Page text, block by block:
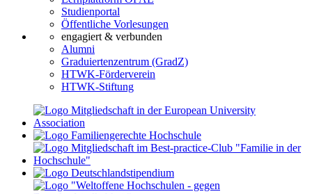
Studienportal
Öffentliche Vorlesungen
engagiert & verbunden
Alumni
Graduiertenzentrum (GradZ)
HTWK-Förderverein
HTWK-Stiftung